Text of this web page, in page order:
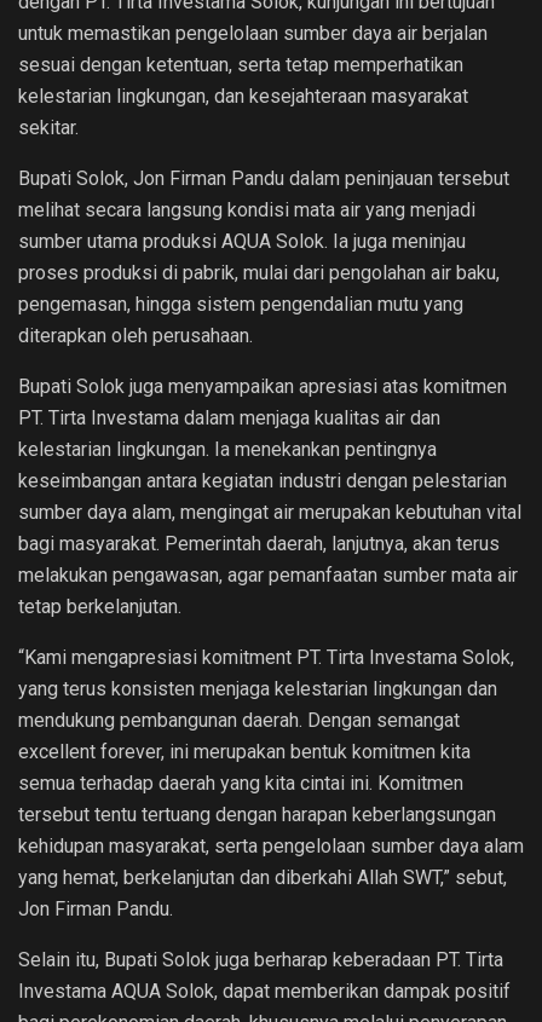
untuk memastikan pengelolaan sumber daya air berjalan
sesuai dengan ketentuan, serta tetap memperhatikan
kelestarian lingkungan, dan kesejahteraan masyarakat
sekitar.
Bupati Solok, Jon Firman Pandu dalam peninjauan tersebut
melihat secara langsung kondisi mata air yang menjadi
sumber utama produksi AQUA Solok. Ia juga meninjau
proses produksi di pabrik, mulai dari pengolahan air baku,
pengemasan, hingga sistem pengendalian mutu yang
diterapkan oleh perusahaan.
Bupati Solok juga menyampaikan apresiasi atas komitmen
PT. Tirta Investama dalam menjaga kualitas air dan
kelestarian lingkungan. Ia menekankan pentingnya
keseimbangan antara kegiatan industri dengan pelestarian
sumber daya alam, mengingat air merupakan kebutuhan vital
bagi masyarakat. Pemerintah daerah, lanjutnya, akan terus
melakukan pengawasan, agar pemanfaatan sumber mata air
tetap berkelanjutan.
“Kami mengapresiasi komitment PT. Tirta Investama Solok,
yang terus konsisten menjaga kelestarian lingkungan dan
mendukung pembangunan daerah. Dengan semangat
excellent forever, ini merupakan bentuk komitmen kita
semua terhadap daerah yang kita cintai ini. Komitmen
tersebut tentu tertuang dengan harapan keberlangsungan
kehidupan masyarakat, serta pengelolaan sumber daya alam
yang hemat, berkelanjutan dan diberkahi Allah SWT,” sebut,
Jon Firman Pandu.
Selain itu, Bupati Solok juga berharap keberadaan PT. Tirta
Investama AQUA Solok, dapat memberikan dampak positif